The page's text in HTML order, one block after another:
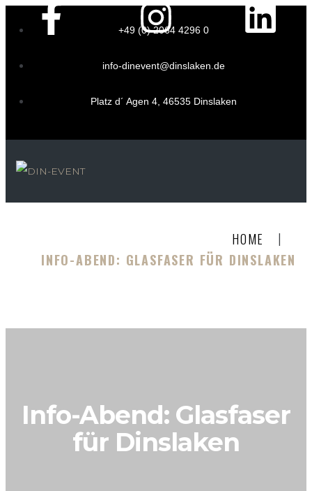
+49 (0) 2064 4296 0
info-dinevent@dinslaken.de
Platz d´ Agen 4, 46535 Dinslaken
HOME
|
INFO-ABEND: GLASFASER FÜR DINSLAKEN
Info-Abend: Glasfaser
für Dinslaken